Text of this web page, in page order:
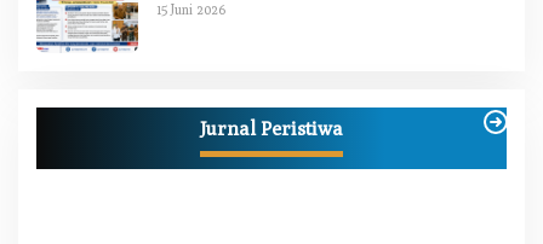
15 Juni 2026
Jurnal Peristiwa
PSI Batch-1, Siap Perkuat Kiprah Politik dari
Di Berita, Bungo, Daerah, Nasional, Peristiwa, Politik